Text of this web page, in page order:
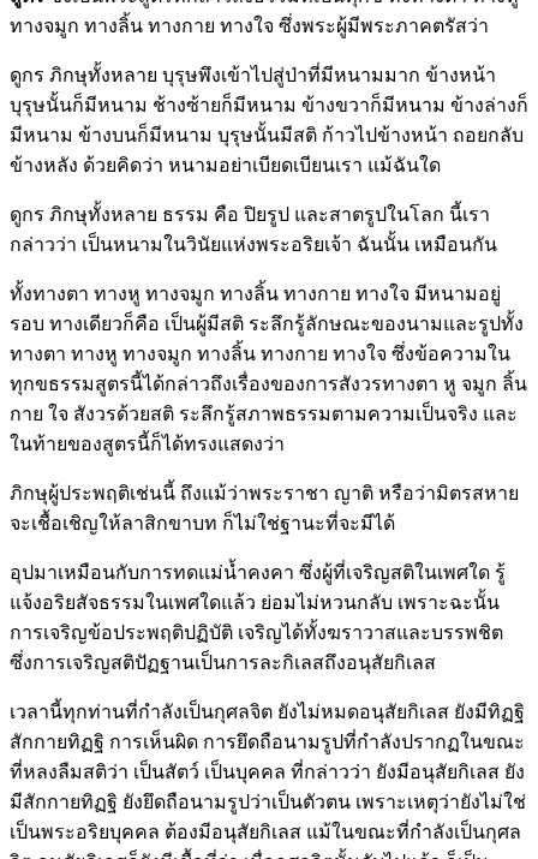
ทางจมูก ทางลิ้น ทางกาย ทางใจ ซึ่งพระผู้มีพระภาคตรัสว่า
ดูกร ภิกษุทั้งหลาย บุรุษพึงเข้าไปสู่ป่าที่มีหนามมาก ข้างหน้า
บุรุษนั้นก็มีหนาม ช้างซ้ายก็มีหนาม ข้างขวาก็มีหนาม ข้างล่างก็
มีหนาม ข้างบนก็มีหนาม บุรุษนั้นมีสติ ก้าวไปข้างหน้า ถอยกลับ
ข้างหลัง ด้วยคิดว่า หนามอย่าเบียดเบียนเรา แม้ฉันใด
ดูกร ภิกษุทั้งหลาย ธรรม คือ ปิยรูป และสาตรูปในโลก นี้เรา
กล่าวว่า เป็นหนามในวินัยแห่งพระอริยเจ้า ฉันนั้น เหมือนกัน
ทั้งทางตา ทางหู ทางจมูก ทางลิ้น ทางกาย ทางใจ มีหนามอยู่
รอบ ทางเดียวก็คือ เป็นผู้มีสติ ระลึกรู้ลักษณะของนามและรูปทั้ง
ทางตา ทางหู ทางจมูก ทางลิ้น ทางกาย ทางใจ ซึ่งข้อความใน
ทุกขธรรมสูตรนี้ได้กล่าวถึงเรื่องของการสังวรทางตา หู จมูก ลิ้น
กาย ใจ สังวรด้วยสติ ระลึกรู้สภาพธรรมตามความเป็นจริง และ
ในท้ายของสูตรนี้ก็ได้ทรงแสดงว่า
ภิกษุผู้ประพฤติเช่นนี้ ถึงแม้ว่าพระราชา ญาติ หรือว่ามิตรสหาย
จะเชื้อเชิญให้ลาสิกขาบท ก็ไม่ใช่ฐานะที่จะมีได้
อุปมาเหมือนกับการทดแม่น้ำคงคา ซึ่งผู้ที่เจริญสติในเพศใด รู้
แจ้งอริยสัจธรรมในเพศใดแล้ว ย่อมไม่หวนกลับ เพราะฉะนั้น
การเจริญข้อประพฤติปฏิบัติ เจริญได้ทั้งฆราวาสและบรรพชิต
ซึ่งการเจริญสติปัฏฐานเป็นการละกิเลสถึงอนุสัยกิเลส
เวลานี้ทุกท่านที่กำลังเป็นกุศลจิต ยังไม่หมดอนุสัยกิเลส ยังมีทิฏฐิ
สักกายทิฏฐิ การเห็นผิด การยึดถือนามรูปที่กำลังปรากฏในขณะ
ที่หลงลืมสติว่า เป็นสัตว์ เป็นบุคคล ที่กล่าวว่า ยังมีอนุสัยกิเลส ยัง
มีสักกายทิฏฐิ ยังยึดถือนามรูปว่าเป็นตัวตน เพราะเหตุว่ายังไม่ใช่
เป็นพระอริยบุคคล ต้องมีอนุสัยกิเลส แม้ในขณะที่กำลังเป็นกุศล